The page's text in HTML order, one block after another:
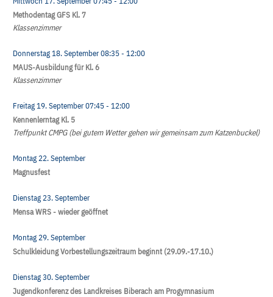
Methodentag GFS Kl. 7
Klassenzimmer
Donnerstag 18. September08:35- 12:00
MAUS-Ausbildung für Kl. 6
Klassenzimmer
Freitag 19. September07:45- 12:00
Kennenlerntag Kl. 5
Treffpunkt CMPG (bei gutem Wetter gehen wir gemeinsam zum Katzenbuckel)
Montag 22. September
Magnusfest
Dienstag 23. September
Mensa WRS - wieder geöffnet
Montag 29. September
Schulkleidung Vorbestellungszeitraum beginnt (29.09.-17.10.)
Dienstag 30. September
Jugendkonferenz des Landkreises Biberach am Progymnasium